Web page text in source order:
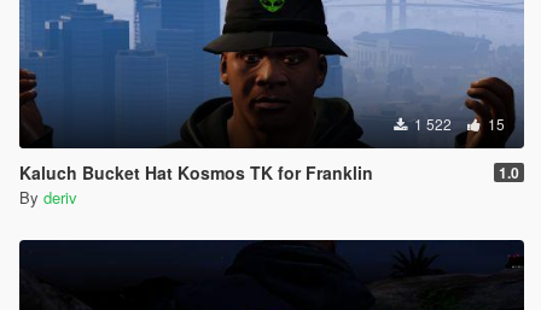
1 522 15
Kaluch Bucket Hat Kosmos TK for Franklin 1.0
By deriv